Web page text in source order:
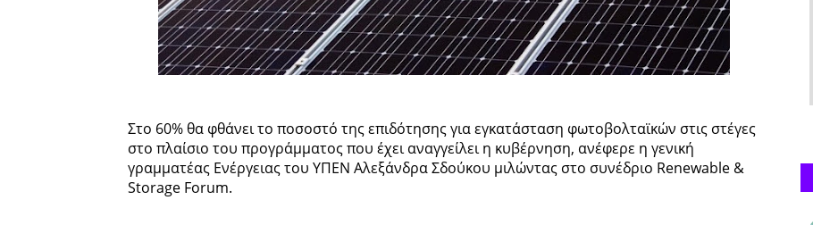
Στο 60% θα φθάνει το ποσοστό της επιδότησης για εγκατάσταση φωτοβολταϊκών στις στέγες
στο πλαίσιο του προγράμματος που έχει αναγγείλει η κυβέρνηση, ανέφερε η γενική
γραμματέας Ενέργειας του ΥΠΕΝ Αλεξάνδρα Σδούκου μιλώντας στο συνέδριο Renewable &
Storage Forum.